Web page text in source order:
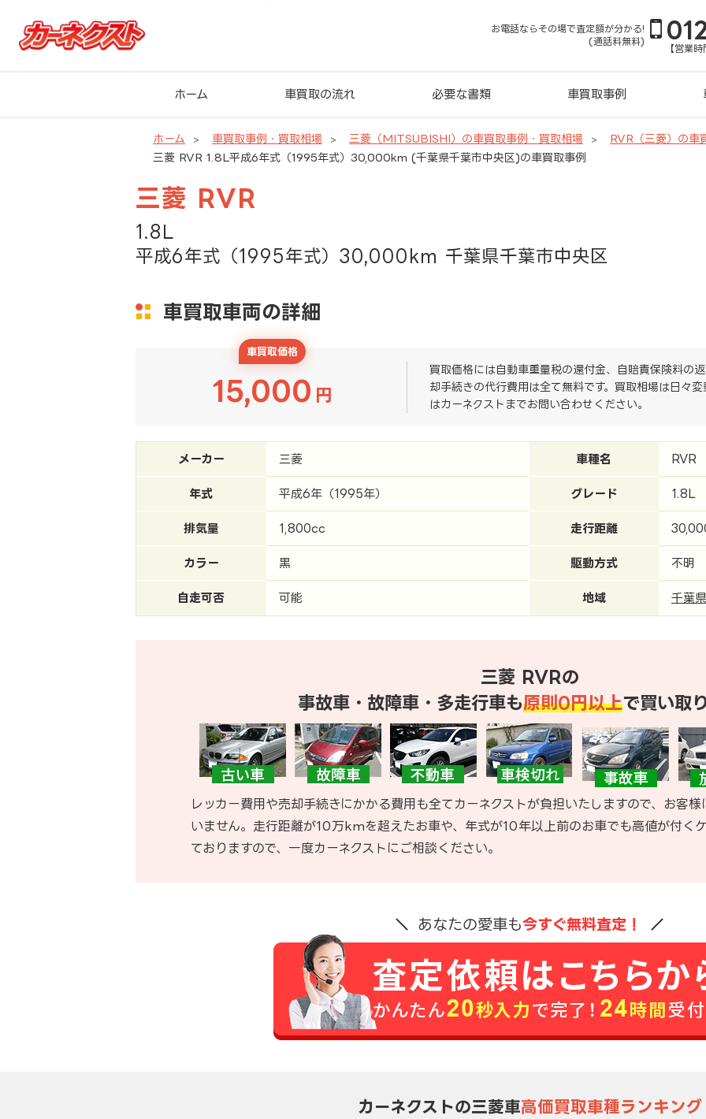
お電話ならその場で査定額が分かる!
(通話料無料)
【営業
ホーム 車買取の流れ 必要な書類 車買取事例
ホーム 車買取事例・買取相場 三菱（MITSUBISHI）の車買取事例・買取相場
RVR（三菱）の車
三菱 RVR 1.8L平成6年式（1995年式）30,000km (千葉県千葉市中央区)の車買取事例
三菱 RVR
1.8L
平成6年式（1995年式）30,000km 千葉県千葉市中央区
車買取車両の詳細
車買取価格
15,000 円
買取価格には自動車重量税の還付金、自賠責保険料の
却手続きの代行費用は全て無料です。買取相場は日々
はカーネクストまでお問い合わせください。
メーカー 三菱 車種名 RVR
年式 平成6年（1995年） グレード 1.8L
排気量 1,800cc 走行距離
カラー 黒 駆動方式 不明
自走可否 可能 地域 千葉県
三菱 RVRの
事故車・故障車・多走行車も原則0円以上で買い取
レッカー費用や売却手続きにかかる費用も全てカーネクストが負担いたしますので、お客
いません。走行距離が10万kmを超えたお車や、年式が10年以上前のお車でも高値が付く
ておりますので、一度カーネクストにご相談ください。
あなたの愛車も今すぐ無料査定！
カーネクストの三菱車高価買取車種ランキング